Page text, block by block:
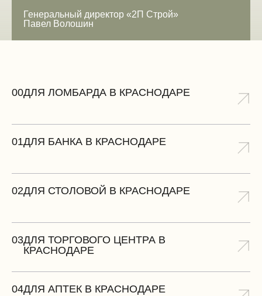
Генеральный директор «2П Строй»
Павел Волошин
00ДЛЯ ЛОМБАРДА В КРАСНОДАРЕ
01ДЛЯ БАНКА В КРАСНОДАРЕ
02ДЛЯ СТОЛОВОЙ В КРАСНОДАРЕ
03ДЛЯ ТОРГОВОГО ЦЕНТРА В
КРАСНОДАРЕ
04ДЛЯ АПТЕК В КРАСНОДАРЕ